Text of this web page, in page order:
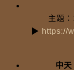
主題
▶ https://
中天